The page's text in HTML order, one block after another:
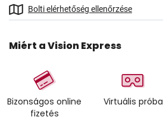
Bolti elérhetőség ellenőrzése
Miért a Vision Express
Bizonságos online
fizetés
Virtuális próba